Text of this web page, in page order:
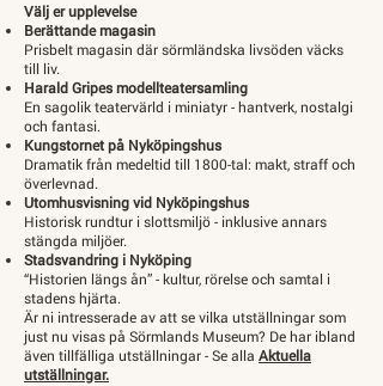
Välj er upplevelse
Berättande magasin
Prisbelt magasin där sörmländska livsöden väcks
till liv.
Harald Gripes modellteatersamling
En sagolik teatervärld i miniatyr - hantverk, nostalgi
och fantasi.
Kungstornet på Nyköpingshus
Dramatik från medeltid till 1800-tal: makt, straff och
överlevnad.
Utomhusvisning vid Nyköpingshus
Historisk rundtur i slottsmiljö - inklusive annars
stängda miljöer.
Stadsvandring i Nyköping
“Historien längs ån” - kultur, rörelse och samtal i
stadens hjärta.
Är ni intresserade av att se vilka utställningar som
just nu visas på Sörmlands Museum? De har ibland
även tillfälliga utställningar - Se alla Aktuella
utställningar.